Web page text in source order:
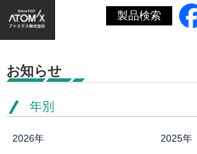
製品検索
ホーム»
お知らせ
年別
2026年 2025年